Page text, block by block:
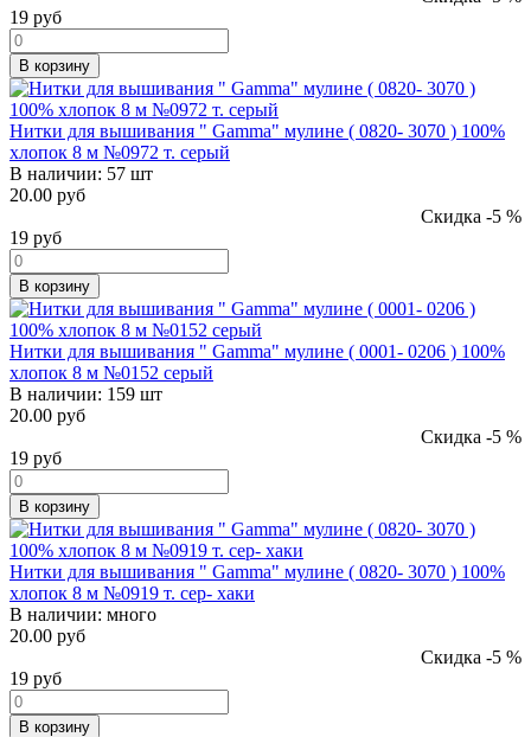
19 руб
В корзину
Нитки для вышивания " Gamma" мулине ( 0820- 3070 ) 100%
хлопок 8 м №0972 т. серый
В наличии: 57 шт
20.00 руб
Скидка -5 %
19 руб
В корзину
Нитки для вышивания " Gamma" мулине ( 0001- 0206 ) 100%
хлопок 8 м №0152 серый
В наличии: 159 шт
20.00 руб
Скидка -5 %
19 руб
В корзину
Нитки для вышивания " Gamma" мулине ( 0820- 3070 ) 100%
хлопок 8 м №0919 т. сер- хаки
В наличии: много
20.00 руб
Скидка -5 %
19 руб
В корзину